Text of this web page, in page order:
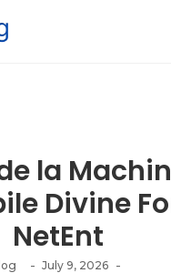
la
Divine
NetEnt
- July 9, 2026 -